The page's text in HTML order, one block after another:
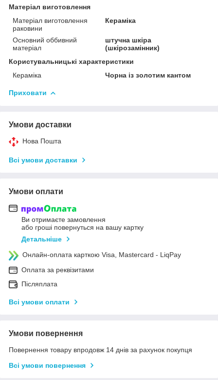
Матеріал виготовлення
Матеріал виготовлення
раковини
Кераміка
Основний оббивний
матеріал
штучна шкіра
(шкірозамінник)
Користувальницькі характеристики
Кераміка
Чорна із золотим кантом
Приховати
Умови доставки
Нова Пошта
Всі умови доставки
Умови оплати
Ви отримаєте замовлення
або гроші повернуться на вашу картку
Детальніше
Онлайн-оплата карткою Visa, Mastercard - LiqPay
Оплата за реквізитами
Післяплата
Всі умови оплати
Умови повернення
Повернення товару впродовж 14 днів за рахунок покупця
Всі умови повернення